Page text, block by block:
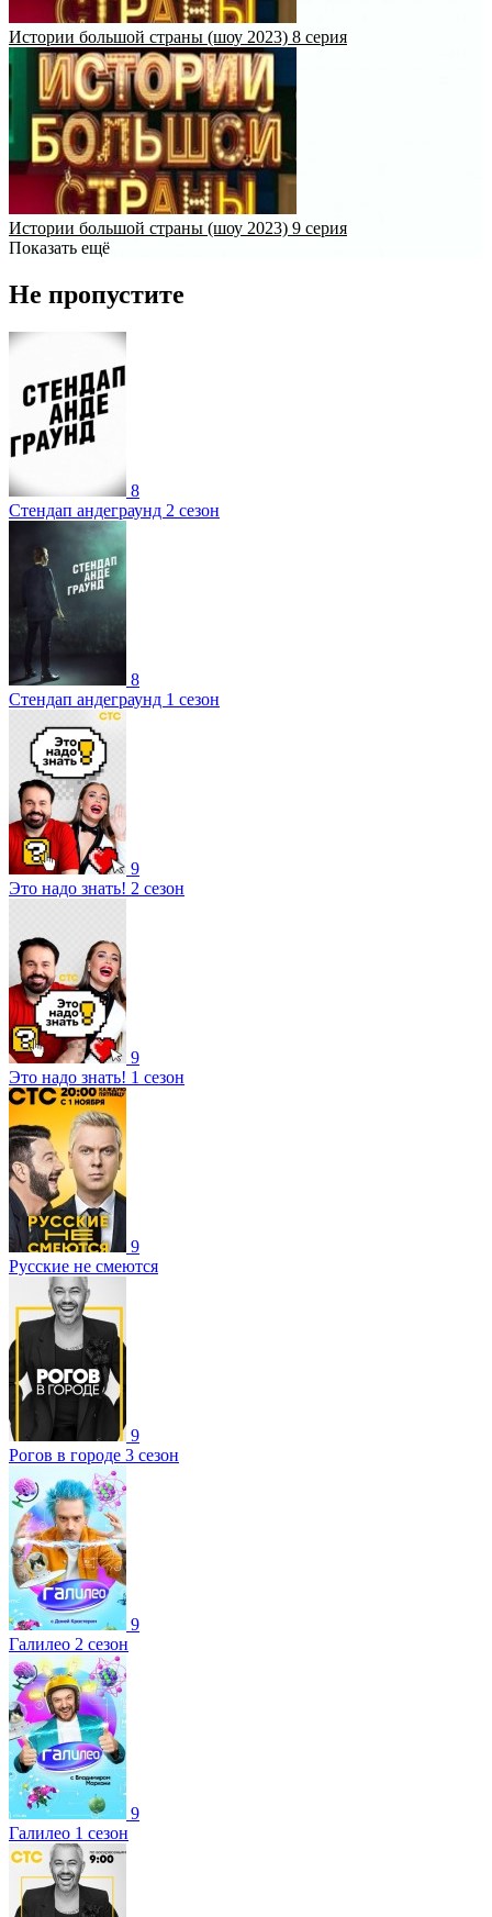
Истории большой страны (шоу 2023) 8 серия
Истории большой страны (шоу 2023) 9 серия
Показать ещё
Не пропустите
8
Стендап андеграунд 2 сезон
8
Стендап андеграунд 1 сезон
9
Это надо знать! 2 сезон
9
Это надо знать! 1 сезон
9
Русские не смеются
9
Рогов в городе 3 сезон
9
Галилео 2 сезон
9
Галилео 1 сезон